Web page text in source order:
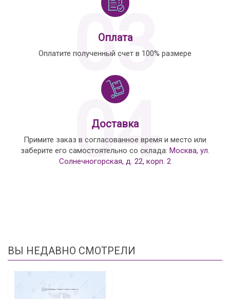
03
Оплата
Оплатите полученный счет в 100% размере
04
Доставка
Примите заказ в согласованное время и место или
заберите его самостоятельно со склада: Москва, ул.
Солнечногорская, д. 22, корп. 2
ВЫ НЕДАВНО СМОТРЕЛИ